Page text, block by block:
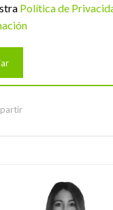
Política de